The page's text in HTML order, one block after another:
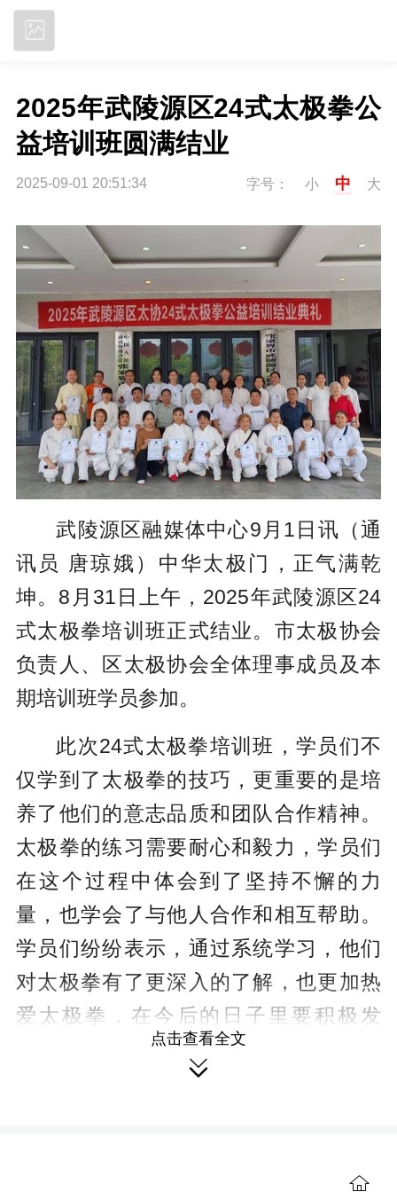
2025年武陵源区24式太极拳公
益培训班圆满结业
2025-09-01 20:51:34 字号： 小 中 大
武陵源区融媒体中心9月1日讯（通
讯员 唐琼娥）中华太极门，正气满乾
坤。8月31日上午，2025年武陵源区24
式太极拳培训班正式结业。市太极协会
负责人、区太极协会全体理事成员及本
期培训班学员参加。
此次24式太极拳培训班，学员们不
仅学到了太极拳的技巧，更重要的是培
养了他们的意志品质和团队合作精神。
太极拳的练习需要耐心和毅力，学员们
在这个过程中体会到了坚持不懈的力
量，也学会了与他人合作和相互帮助。
学员们纷纷表示，通过系统学习，他们
对太极拳有了更深入的了解，也更加热
爱太极拳，在今后的日子里要积极发
挥“传帮带”作用，把太极拳这一国粹辐射
到身边的亲朋好友，带动他们习练太极
点击查看全文
